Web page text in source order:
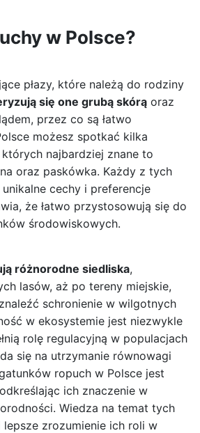
w Polsce?
płazy, które należą do rodziny
się one grubą skórąoraz
przez co są łatwo
możesz spotkać kilka
najbardziej znane to
oraz paskówka. Każdy z tych
cechy i preferencje
że łatwo przystosowują się do
środowiskowych.
różnorodne siedliska,
lasów, aż po tereny miejskie,
schronienie w wilgotnych
w ekosystemie jest niezwykle
rolę regulacyjną w populacjach
się na utrzymanie równowagi
ropuch w Polsce jest
ich znaczenie w
Wiedza na temat tych
lepsze zrozumienie ich roli w